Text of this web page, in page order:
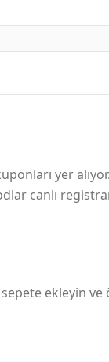
yer
canlı
ekleyin ve